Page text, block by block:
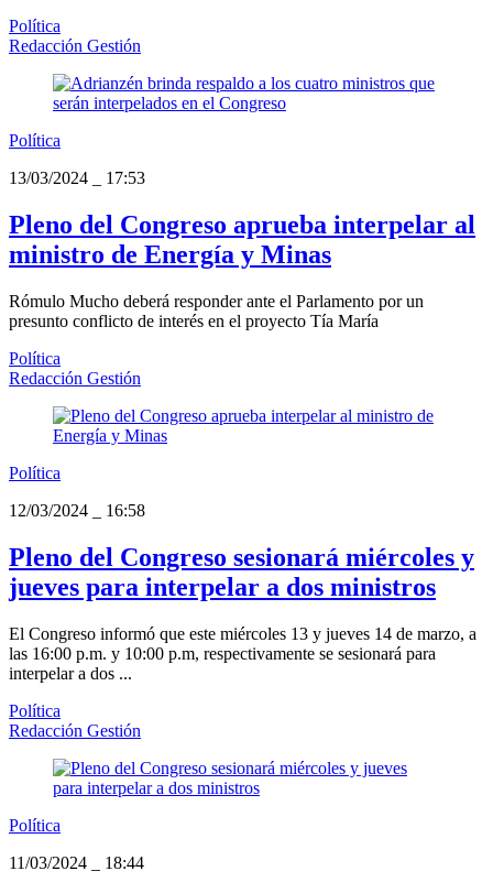
Política
Redacción Gestión
Política
13/03/2024
17:53
Pleno del Congreso aprueba interpelar al
ministro de Energía y Minas
Rómulo Mucho deberá responder ante el Parlamento por un
presunto conflicto de interés en el proyecto Tía María
Política
Redacción Gestión
Política
12/03/2024
16:58
Pleno del Congreso sesionará miércoles y
jueves para interpelar a dos ministros
El Congreso informó que este miércoles 13 y jueves 14 de marzo, a
las 16:00 p.m. y 10:00 p.m, respectivamente se sesionará para
interpelar a dos ...
Política
Redacción Gestión
Política
11/03/2024
18:44